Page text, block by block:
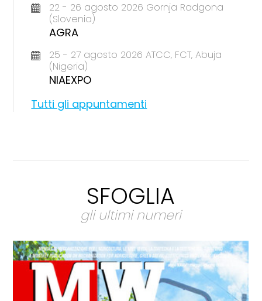
22 - 26 agosto 2026 Gornja Radgona
(Slovenia)
AGRA
25 - 27 agosto 2026 ATCC, FCT, Abuja
(Nigeria)
NIAEXPO
Tutti gli appuntamenti
SFOGLIA
gli ultimi numeri